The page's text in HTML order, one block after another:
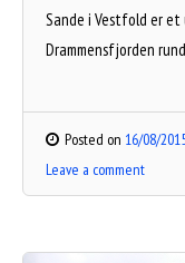
Sande i Vestfold er
Drammensfjorden
Posted on 16/08/
Leave a comment